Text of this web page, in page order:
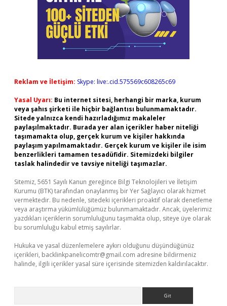
Reklam ve İletişim: Skype: live:.cid.575569c608265c69
Yasal Uyarı: Bu internet sitesi, herhangi bir marka, kurum
veya şahıs şirketi ile hiçbir bağlantısı bulunmamaktadır.
Sitede yalnızca kendi hazırladığımız makaleler
paylaşılmaktadır. Burada yer alan içerikler haber niteliği
taşımamakta olup, gerçek kurum ve kişiler hakkında
paylaşım yapılmamaktadır. Gerçek kurum ve kişiler ile isim
benzerlikleri tamamen tesadüfidir. Sitemizdeki bilgiler
taslak halindedir ve tavsiye niteliği taşımazlar.
Sitemiz, 5651 Sayılı Kanun gereğince Bilgi Teknolojileri ve İletişim
Kurumu (BTK) tarafından onaylanmış bir Yer Sağlayıcı olarak hizmet
vermektedir. Bu nedenle, sitedeki içerikleri proaktif olarak denetleme
veya araştırma yükümlülüğümüz bulunmamaktadır. Ancak, üyelerimiz
yazdıkları içeriklerin sorumluluğunu taşımakta olup, siteye üye olarak
bu sorumluluğu kabul etmiş sayılırlar.
Hukuka ve yasal düzenlemelere aykırı olduğunu düşündüğünüz
içerikleri, backlinkpanelicomtr@gmail.com adresine bildirmeniz
halinde, ilgili içerikler yasal süre içerisinde sitemizden kaldırılacaktır.